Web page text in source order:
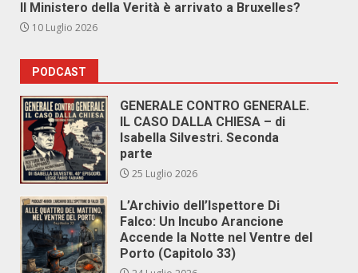
Il Ministero della Verità è arrivato a Bruxelles?
10 Luglio 2026
PODCAST
GENERALE CONTRO GENERALE.
IL CASO DALLA CHIESA – di
Isabella Silvestri. Seconda
parte
25 Luglio 2026
L’Archivio dell’Ispettore Di
Falco: Un Incubo Arancione
Accende la Notte nel Ventre del
Porto (Capitolo 33)